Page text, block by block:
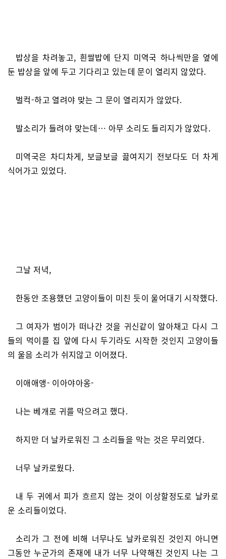
밥상을 차려놓고, 흰쌀밥에 단지 미역국 하나씩만을 옆에
둔 밥상을 앞에 두고 기다리고 있는데 문이 열리지 않았다.
벌컥-하고 열려야 맞는 그 문이 열리지가 않았다.
발소리가 들려야 맞는데… 아무 소리도 들리지가 않았다.
미역국은 차디차게, 보글보글 끓여지기 전보다도 더 차게
식어가고 있었다.
그날 저녁,
한동안 조용했던 고양이들이 미친 듯이 울어대기 시작했다.
그 여자가 범이가 떠나간 것을 귀신같이 알아채고 다시 그
들의 먹이를 집 앞에 다시 두기라도 시작한 것인지 고양이들
의 울음 소리가 쉬지않고 이어졌다.
이애애앵- 이아야아옹-
나는 베개로 귀를 막으려고 했다.
하지만 더 날카로워진 그 소리들을 막는 것은 무리였다.
너무 날카로웠다.
내 두 귀에서 피가 흐르지 않는 것이 이상할정도로 날카로
운 소리들이었다.
소리가 그 전에 비해 너무나도 날카로워진 것인지 아니면
그동안 누군가의 존재에 내가 너무 나약해진 것인지 나는 그